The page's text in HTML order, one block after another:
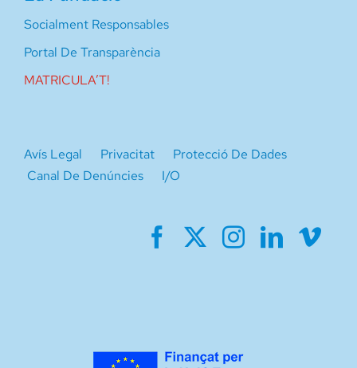
Socialment Responsables
Portal De Transparència
MATRICULA’T!
Avís Legal Privacitat
Protecció De Dades
Canal De Denúncies
I/O